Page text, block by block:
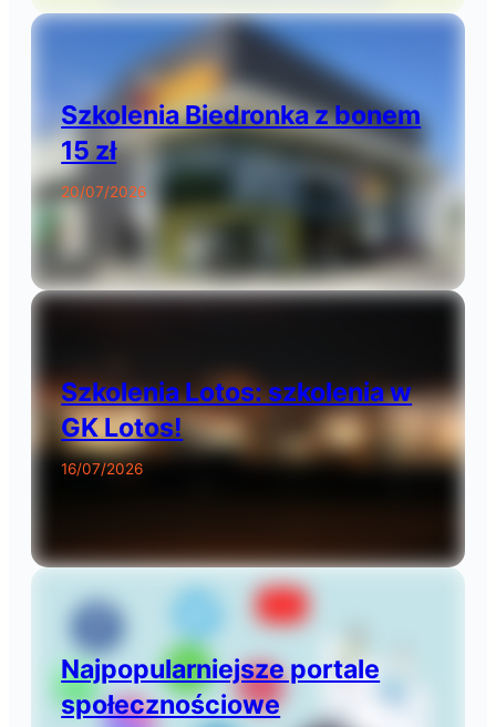
Szkolenia Biedronka z bonem
15 zł
20/07/2026
Szkolenia Lotos: szkolenia w
GK Lotos!
16/07/2026
Najpopularniejsze portale
społecznościowe